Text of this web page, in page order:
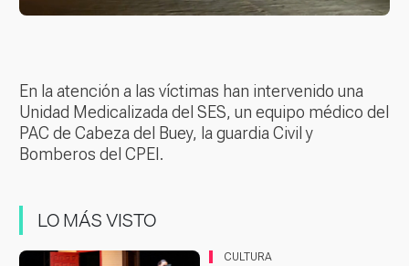
En la atención a las víctimas han intervenido una
Unidad Medicalizada del SES, un equipo médico del
PAC de Cabeza del Buey, la guardia Civil y
Bomberos del CPEI.
LO MÁS VISTO
CULTURA